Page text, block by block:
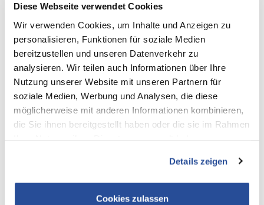
Diese Webseite verwendet Cookies
Wir verwenden Cookies, um Inhalte und Anzeigen zu
personalisieren, Funktionen für soziale Medien
bereitzustellen und unseren Datenverkehr zu
analysieren. Wir teilen auch Informationen über Ihre
Nutzung unserer Website mit unseren Partnern für
soziale Medien, Werbung und Analysen, die diese
möglicherweise mit anderen Informationen kombinieren,
die Sie ihnen bereitgestellt haben oder die sie im Rahmen
Details zeigen
Cookies zulassen
01. Juli 2026
J.S. Logistics und MAN
starten